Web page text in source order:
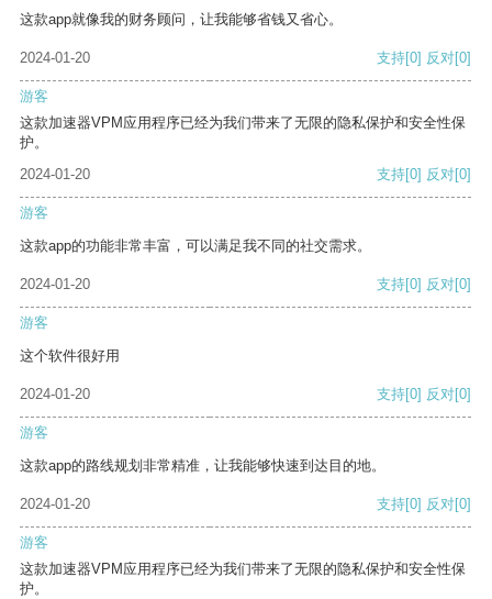
这款app就像我的财务顾问，让我能够省钱又省心。
2024-01-20 支持[0] 反对[0]
游客
这款加速器VPM应用程序已经为我们带来了无限的隐私保护和安全性保
护。
2024-01-20
支持[0] 反对[0]
游客
这款app的功能非常丰富，可以满足我不同的社交需求。
2024-01-20 支持[0] 反对[0]
游客
这个软件很好用
2024-01-20 支持[0] 反对[0]
游客
这款app的路线规划非常精准，让我能够快速到达目的地。
2024-01-20 支持[0] 反对[0]
游客
这款加速器VPM应用程序已经为我们带来了无限的隐私保护和安全性保
护。